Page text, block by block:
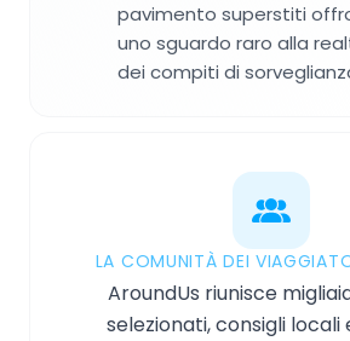
pavimento superstiti
uno sguardo raro alla
dei compiti di
LA COMUNITÀ DEI
AroundUs riunisce
selezionati, consigli locali